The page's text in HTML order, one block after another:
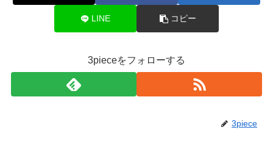
LINE コピー
3pieceをフォローする
3piece